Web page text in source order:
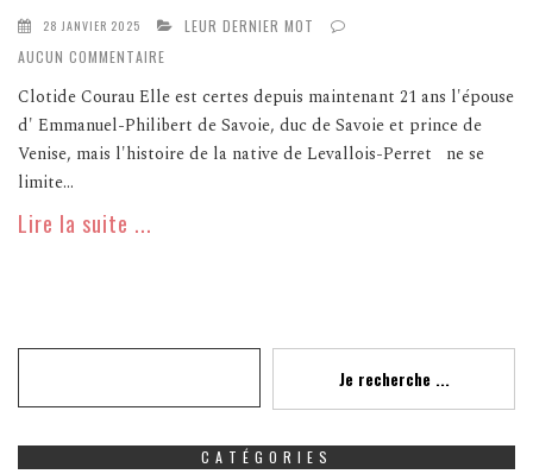
28 JANVIER 2025
LEUR DERNIER MOT
AUCUN COMMENTAIRE
Clotide Courau Elle est certes depuis maintenant 21 ans l'épouse
d' Emmanuel-Philibert de Savoie, duc de Savoie et prince de
Venise, mais l'histoire de la native de Levallois-Perret ne se
limite...
Lire la suite ...
Je recherche ...
CATÉGORIES